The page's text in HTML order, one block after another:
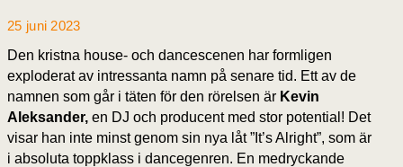
25 juni 2023
Den kristna house- och dancescenen har formligen
exploderat av intressanta namn på senare tid. Ett av de
namnen som går i täten för den rörelsen är Kevin
Aleksander, en DJ och producent med stor potential! Det
visar han inte minst genom sin nya låt ”It’s Alright”, som är
i absoluta toppklass i dancegenren. En medryckande